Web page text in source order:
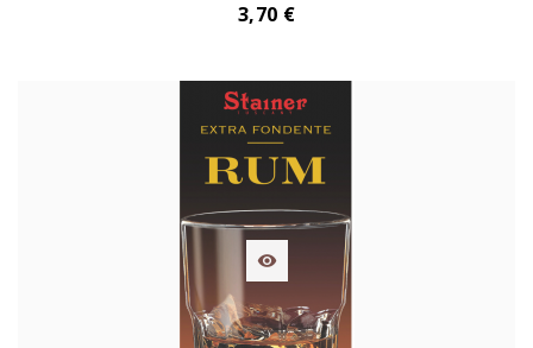
3,70 €
